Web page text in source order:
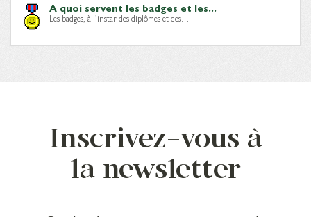
A quoi servent les badges et les...
Les badges, à l’instar des diplômes et des…
Inscrivez-vous à
la newsletter